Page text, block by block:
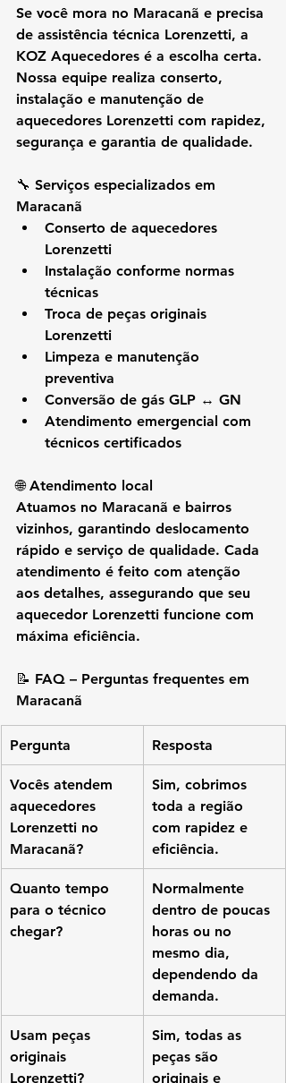
Se você mora no Maracanã e precisa
de assistência técnica Lorenzetti, a
KOZ Aquecedores é a escolha certa.
Nossa equipe realiza conserto,
instalação e manutenção de
aquecedores Lorenzetti com rapidez,
segurança e garantia de qualidade.
🔧 Serviços especializados em
Maracanã
Conserto de aquecedores
Lorenzetti
Instalação conforme normas
técnicas
Troca de peças originais
Lorenzetti
Limpeza e manutenção
preventiva
Conversão de gás GLP ↔ GN
Atendimento emergencial com
técnicos certificados
🌐 Atendimento local
Atuamos no Maracanã e bairros
vizinhos, garantindo deslocamento
rápido e serviço de qualidade. Cada
atendimento é feito com atenção
aos detalhes, assegurando que seu
aquecedor Lorenzetti funcione com
máxima eficiência.
📝 FAQ – Perguntas frequentes em
Maracanã
Pergunta Resposta
Vocês atendem
aquecedores
Lorenzetti no
Maracanã?
Sim, cobrimos
toda a região
com rapidez e
eficiência.
Quanto tempo
para o técnico
chegar?
Normalmente
dentro de poucas
horas ou no
mesmo dia,
dependendo da
demanda.
Usam peças
originais
Lorenzetti?
Sim, todas as
peças são
originais e